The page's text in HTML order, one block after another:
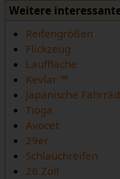
Weitere
Reifengrößen
Flickzeug
Lauffläche
Kevlar ™
Japanische
Tioga
Avocet
29er
Schlauchreifen
26 Zoll